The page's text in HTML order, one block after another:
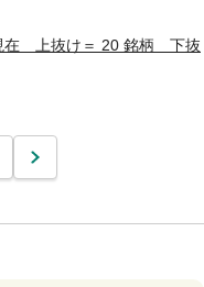
在 上抜け＝ 20 銘柄 下抜
次